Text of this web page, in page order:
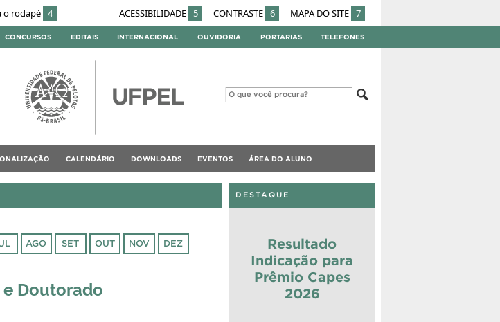
o rodapé 4 ACESSIBILIDADE 5 CONTRASTE 6 MAPA DO SITE 7
CONCURSOS EDITAIS INTERNACIONAL OUVIDORIA PORTARIAS TELEFONES
CALENDÁRIO DOWNLOADS EVENTOS ÁREA DO ALUNO
AGO SET OUT NOV DEZ
Doutorado
DESTAQUE
Resultado
Indicação para
Prêmio Capes
2026